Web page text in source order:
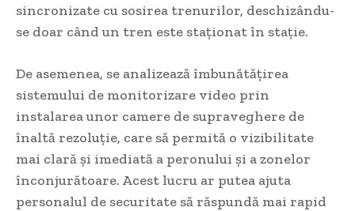
sincronizate cu sosirea trenurilor, deschizându-
se doar când un tren este staționat în stație.
De asemenea, se analizează îmbunătățirea
sistemului de monitorizare video prin
instalarea unor camere de supraveghere de
înaltă rezoluție, care să permită o vizibilitate
mai clară și imediată a peronului și a zonelor
înconjurătoare. Acest lucru ar putea ajuta
personalul de securitate să răspundă mai rapid